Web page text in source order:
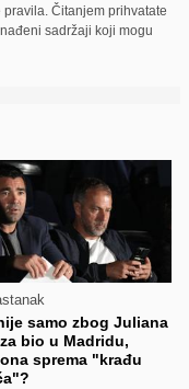
Čitanjem prihvatate
sadržaji koji mogu
samo zbog Juliana
bio u Madridu,
sprema "krađu